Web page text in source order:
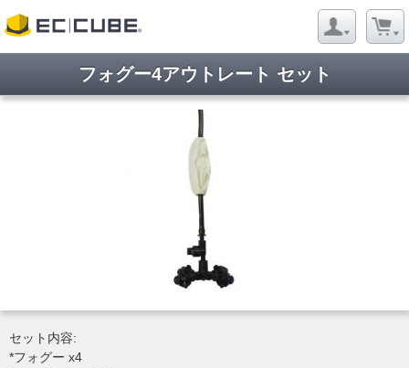
フォグー4アウトレート セット
セット内容:
*フォグー x4
ようこそ ゲストさん
新規会員登録
当サイトについて
特定商取引に関する表記
Copyright © 2005- 2026 Evergreen Co,Ltd All rights reserved.